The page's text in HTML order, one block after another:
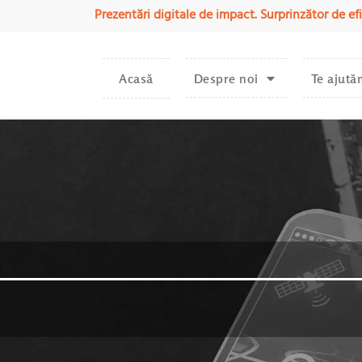
Prezentări digitale de impact. Surprinzător de
Acasă Despre noi Te